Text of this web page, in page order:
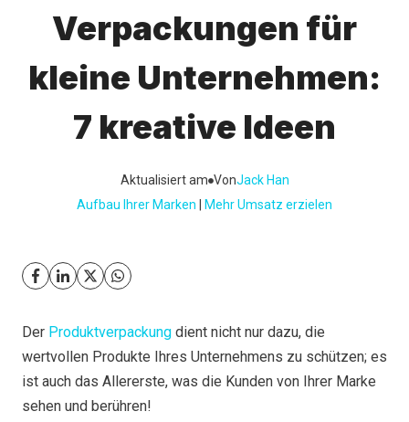
Verpackungen für
kleine Unternehmen:
7 kreative Ideen
Aktualisiert am VonJack Han
Aufbau Ihrer Marken
Mehr Umsatz erzielen
Der Produktverpackung dient nicht nur dazu, die
wertvollen Produkte Ihres Unternehmens zu schützen; es
ist auch das Allererste, was die Kunden von Ihrer Marke
sehen und berühren!